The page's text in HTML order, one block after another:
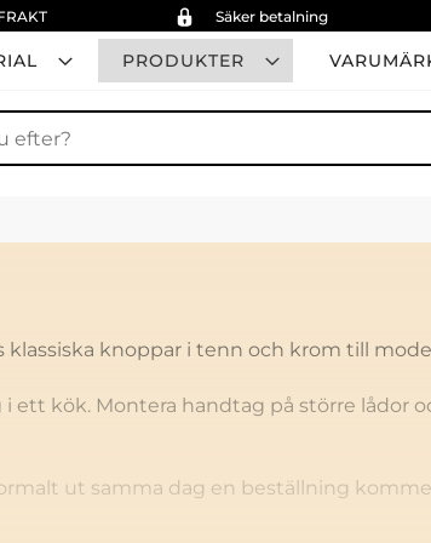
Säker betalning
PRODUKTER
knoppar i tenn och krom till
kök. Montera handtag på större lådor
ut samma dag en beställning